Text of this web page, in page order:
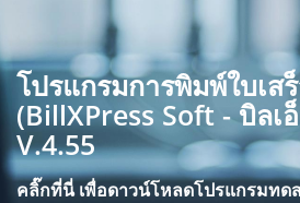
โปรแกรมการพิมพ์ใบเส
(BillXPress Soft - บิลเ
V.4.55
คลิ๊กที่นี่ เพื่อดาวน์โหลดโปรแกรมทด